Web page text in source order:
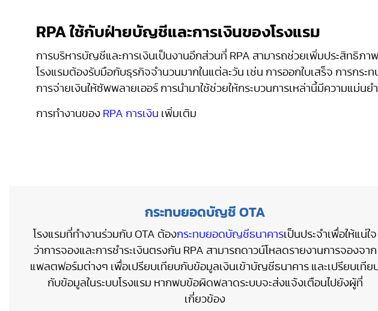
RPA ใช้กับฝ่ายบัญชีและการเงินของโรงแรม
การบริหารบัญชีและการเงินเป็นงานอีกส่วนที่ RPA สามารถช่วยเพิ่มประสิทธิภา
โรงแรมต้องรับมือกับธุรกิจจำนวนมากในแต่ละวัน เช่น การออกใบเสร็จ การกร
การจ่ายเงินให้ซัพพลายเออร์ การนำมาใช้ช่วยให้กระบวนการเหล่านี้มีความแม่นย
การทำงานของ RPA การเงิน เพิ่มเติม
กระทบยอดบัญชี OTA
โรงแรมที่ทำงานร่วมกับ OTA ต้องกระทบยอดบัญชีธนาคารเป็นประจำเพื่อให้แน่ใจ
ว่าการจองและการชำระเงินตรงกัน RPA สามารถดาวน์โหลดรายงานการจองจาก
แพลตฟอร์มต่างๆ เพื่อเปรียบเทียบกับข้อมูลเงินเข้าบัญชีธนาคาร และเปรียบเทีย
กับข้อมูลในระบบโรงแรม หากพบข้อผิดพลาดระบบจะส่งแจ้งเตือนไปยังผู้ที่
เกี่ยวข้อง